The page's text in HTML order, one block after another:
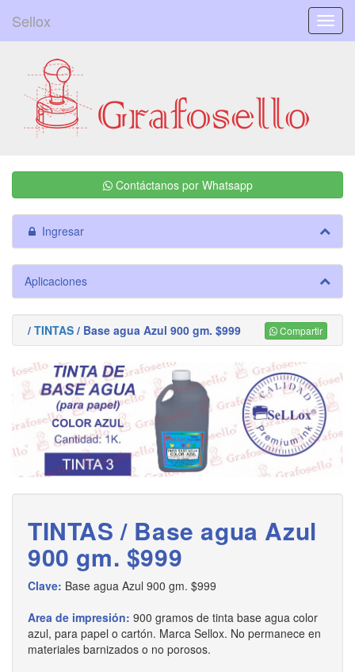
Menú
Sellox
Contáctanos por Whatsapp
Ingresar
Aplicaciones
/ TINTAS / Base agua Azul 900 gm. $999 Compartir
TINTAS / Base agua Azul
900 gm. $999
Clave: Base agua Azul 900 gm. $999
Area de impresión: 900 gramos de tinta base agua color
azul, para papel o cartón. Marca Sellox. No permanece en
materiales barnizados o no porosos.